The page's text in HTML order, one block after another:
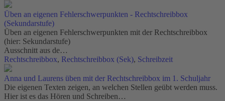
Üben an eigenen Fehlerschwerpunkten - Rechtschreibbox
(Sekundarstufe)
Üben an eigenen Fehlerschwerpunkten mit der Rechtschreibbox
(hier: Sekundarstufe)
Ausschnitt aus de…
Rechtschreibbox, Rechtschreibbox (Sek), Schreibzeit
Anna und Laurens üben mit der Rechtschreibbox im 1. Schuljahr
Die eigenen Texten zeigen, an welchen Stellen geübt werden muss.
Hier ist es das Hören und Schreiben…